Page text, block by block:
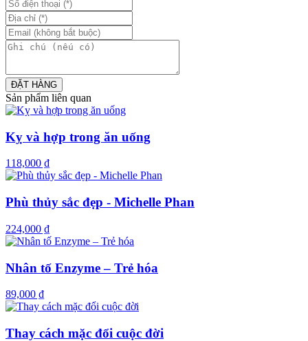
Đông là “Ăn để mà sống chứ không phải sống để mà ăn” và ăn uống phải
theo nguyên lý thiên – địa – nhân hợp nhất. Không chỉ là lương y, một nhà
khoa học nhiều kinh nghiệm, ông từng trải qua những ngày khó khăn chống
lại bệnh tật.
giúp tác giả từ một người đau ốm liên miên trở thành một người khỏe
mạnh. Ở tuổi 76 và hơn 40 năm qua, ông chưa từng dùng tới một viên
thuốc.
ĐẶT HÀNG
Sản phẩm liên quan
Kỵ và hợp trong ăn uống
118,000 ₫
Phù thủy sắc đẹp - Michelle Phan
224,000 ₫
Nhân tố Enzyme – Trẻ hóa
89,000 ₫
Thay cách mặc đổi cuộc đời